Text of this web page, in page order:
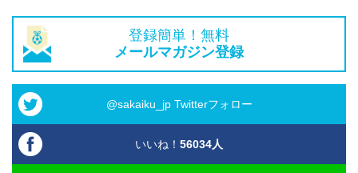
登録簡単！無料
メールマガジン登録
@sakaiku_jp Twitterフォロー
いいね！ 56034人